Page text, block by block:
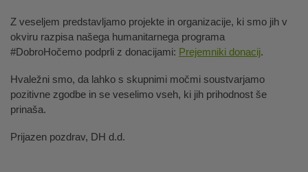
Z veseljem predstavljamo projekte in organizacije, ki smo jih v
okviru razpisa našega humanitarnega programa
#DobroHočemo podprli z donacijami: Prejemniki donacij.
Hvaležni smo, da lahko s skupnimi močmi soustvarjamo
pozitivne zgodbe in se veselimo vseh, ki jih prihodnost še
prinaša.
Prijazen pozdrav, DH d.d.